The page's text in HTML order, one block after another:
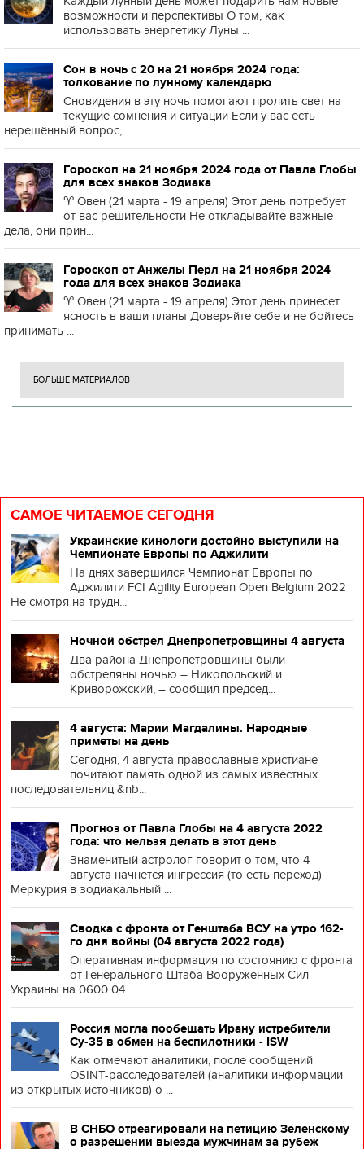
возможности и перспективы О том, как
использовать энергетику Луны ...
Сон в ночь с 20 на 21 ноября 2024 года:
толкование по лунному календарю
Сновидения в эту ночь помогают пролить свет на
текущие сомнения и ситуации Если у вас есть
нерешённый вопрос, ...
Гороскоп на 21 ноября 2024 года от Павла Глобы
для всех знаков Зодиака
♈️ Овен (21 марта - 19 апреля) Этот день потребует
от вас решительности Не откладывайте важные
дела, они прин...
Гороскоп от Анжелы Перл на 21 ноября 2024
года для всех знаков Зодиака
♈️ Овен (21 марта - 19 апреля) Этот день принесет
ясность в ваши планы Доверяйте себе и не бойтесь
принимать ...
БОЛЬШЕ МАТЕРИАЛОВ
САМОЕ ЧИТАЕМОЕ СЕГОДНЯ
Украинские кинологи достойно выступили на
Чемпионате Европы по Аджилити
На днях завершился Чемпионат Европы по
Аджилити FCI Agility European Open Belgium 2022
Не смотря на трудн...
Ночной обстрел Днепропетровщины 4 августа
Два района Днепропетровщины были
обстреляны ночью – Никопольский и
Криворожский, – сообщил председ...
4 августа: Марии Магдалины. Народные
приметы на день
Сегодня, 4 августа православные христиане
почитают память одной из самых известных
последовательниц &nb...
Прогноз от Павла Глобы на 4 августа 2022
года: что нельзя делать в этот день
Знаменитый астролог говорит о том, что 4
августа начнется ингрессия (то есть переход)
Меркурия в зодиакальный ...
Сводка с фронта от Генштаба ВСУ на утро 162-
го дня войны (04 августа 2022 года)
Оперативная информация по состоянию с фронта
от Генерального Штаба Вооруженных Сил
Украины на 0600 04
Россия могла пообещать Ирану истребители
Су-35 в обмен на беспилотники - ISW
Как отмечают аналитики, после сообщений
OSINT-расследователей (аналитики информации
из открытых источников) о ...
В СНБО отреагировали на петицию Зеленскому
о разрешении выезда мужчинам за рубеж